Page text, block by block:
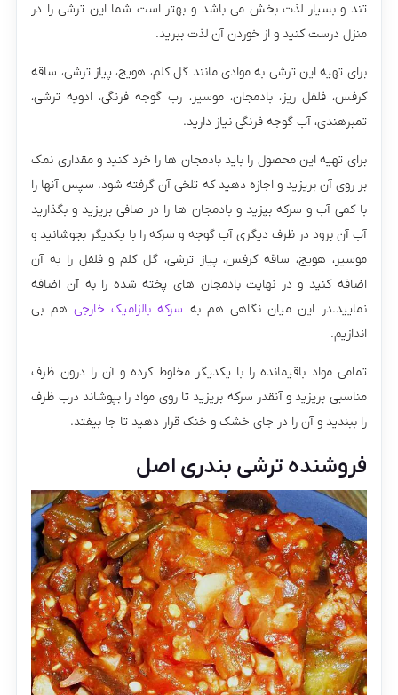
تند و بسیار لذت بخش می باشد و بهتر است شما این ترشی را در
منزل درست کنید و از خوردن آن لذت ببرید.
برای تهیه این ترشی به موادی مانند گل کلم، هویج، پیاز ترشی، ساقه
کرفس، فلفل ریز، بادمجان، موسیر، رب گوجه‌ فرنگی، ادویه ترشی،
تمبرهندی، آب گوجه فرنگی نیاز دارید.
برای تهیه این محصول را باید بادمجان ها را خرد کنید و مقداری نمک
بر روی آن بریزید و اجازه دهید که تلخی آن گرفته شود. سپس آنها را
با کمی آب و سرکه بپزید و بادمجان ها را در صافی بریزید و بگذارید
آب آن برود در ظرف دیگری آب گوجه و سرکه را با یکدیگر بجوشانید و
موسیر، هویج، ساقه کرفس، پیاز ترشی، گل کلم و فلفل را به آن
اضافه کنید و در نهایت بادمجان های پخته شده را به آن اضافه
نمایید.در این میان نگاهی هم به سرکه بالزامیک خارجی هم بی
اندازیم.
تمامی مواد باقیمانده را با یکدیگر مخلوط کرده و آن را درون ظرف
مناسبی بریزید و آنقدر سرکه بریزید تا روی مواد را بپوشاند درب ظرف
را ببندید و آن را در جای خشک و خنک قرار دهید تا جا بیفتد.
فروشنده ترشی بندری اصل